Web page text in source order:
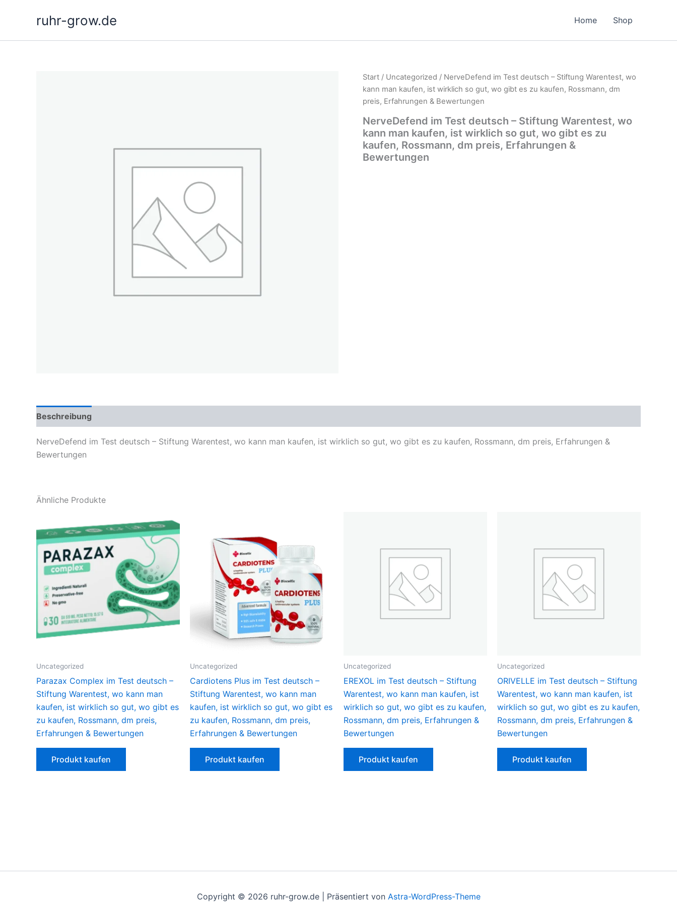
ruhr-grow.de Home Shop
Start / Uncategorized / NerveDefend im Test deutsch – Stiftung Warentest, wo
kann man kaufen, ist wirklich so gut, wo gibt es zu kaufen, Rossmann, dm
preis, Erfahrungen & Bewertungen
NerveDefend im Test deutsch – Stiftung Warentest, wo
kann man kaufen, ist wirklich so gut, wo gibt es zu
kaufen, Rossmann, dm preis, Erfahrungen &
Bewertungen
Beschreibung
NerveDefend im Test deutsch – Stiftung Warentest, wo kann man kaufen, ist wirklich so gut, wo gibt es zu kaufen, Rossmann, dm preis, Erfahrungen &
Bewertungen
Ähnliche Produkte
Uncategorized
Parazax Complex im Test deutsch –
Stiftung Warentest, wo kann man
kaufen, ist wirklich so gut, wo gibt es
zu kaufen, Rossmann, dm preis,
Erfahrungen & Bewertungen
Produkt kaufen
Uncategorized
Cardiotens Plus im Test deutsch –
Stiftung Warentest, wo kann man
kaufen, ist wirklich so gut, wo gibt es
zu kaufen, Rossmann, dm preis,
Erfahrungen & Bewertungen
Produkt kaufen
Uncategorized
EREXOL im Test deutsch – Stiftung
Warentest, wo kann man kaufen, ist
wirklich so gut, wo gibt es zu kaufen,
Rossmann, dm preis, Erfahrungen &
Bewertungen
Produkt kaufen
Uncategorized
ORIVELLE im Test deutsch – Stiftung
Warentest, wo kann man kaufen, ist
wirklich so gut, wo gibt es zu kaufen,
Rossmann, dm preis, Erfahrungen &
Bewertungen
Produkt kaufen
Copyright © 2026 ruhr-grow.de | Präsentiert von Astra-WordPress-Theme